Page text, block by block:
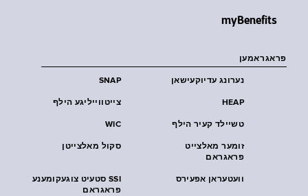
myBenefits
פראגראמען
SNAP נערונג עדיוקעישאן
צייטווייליגע הילף HEAP
WIC טשיילד קעיר הילף
סקול מאלצייטן
זומער מאלצייט
פראגראם
SSI סטעיט צוגעקומענע
פראגראם
וועטעראן אפעירס